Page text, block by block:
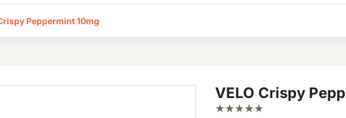
Peppermint 10mg‎
VELO Crispy